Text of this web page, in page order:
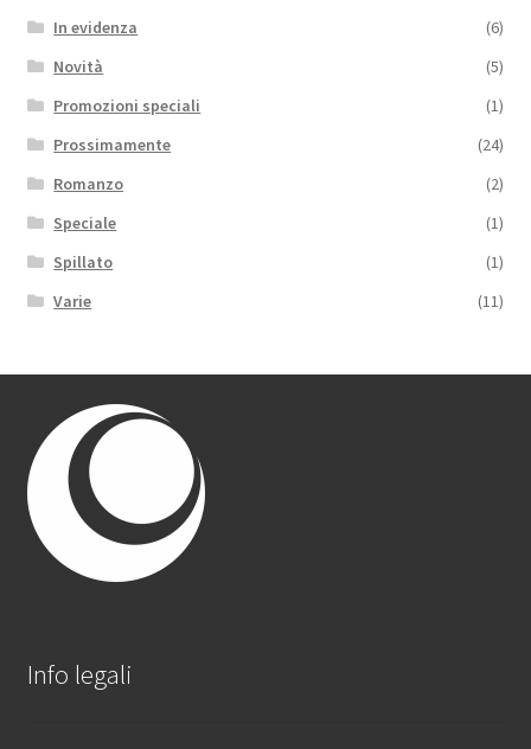
In evidenza
(6)
Novità
(5)
Promozioni speciali
(1)
Prossimamente
(24)
Romanzo
(2)
Speciale
(1)
Spillato
(1)
Varie
(11)
Info legali